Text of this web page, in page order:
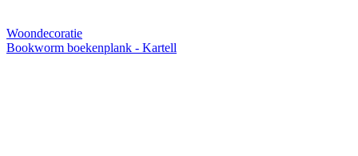
Woondecoratie
Bookworm boekenplank - Kartell